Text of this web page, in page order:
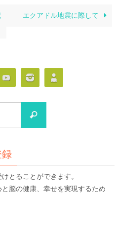
エクアドル地震に際して
検
索
録
とることができます。
脳の健康、幸せを実現するため